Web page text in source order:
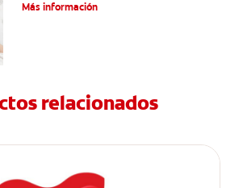
Más información
relacionados